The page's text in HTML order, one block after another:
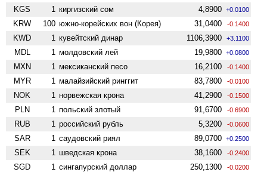
KGS 1 киргизский сом 4,8900 +0.0100
KRW 100 южно-корейских вон (Корея) 31,0400 -0.1400
KWD 1 кувейтский динар 1106,3900 +3.1100
MDL 1 молдовский лей 19,9800 +0.0800
MXN 1 мексиканский песо 16,2100 -0.1400
MYR 1 малайзийский ринггит 83,7800 -0.0100
NOK 1 норвежская крона 41,2900 -0.1500
PLN 1 польский злотый 91,6700 -0.6900
RUB 1 российский рубль 5,3200 -0.0600
SAR 1 саудовский риял 89,0700 +0.2500
SEK 1 шведская крона 38,1600 -0.2400
SGD 1 сингапурский доллар 250,1300 -0.0200